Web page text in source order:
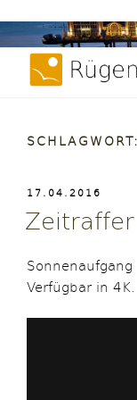
Weiter
zum
Inhalt
Filme, Videos und
SCHLAGWORT:
VERÖFFENTLICHT
17.04.2016
Verfügbar in 4K.